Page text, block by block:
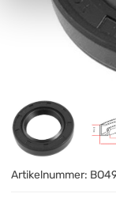
Artikelnummer: